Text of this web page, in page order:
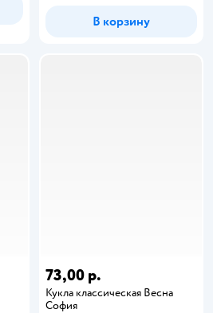
В корзину
73,00 р.
Кукла классическая Весна
София